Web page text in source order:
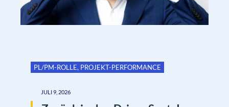
PL/PM-ROLLE, PROJEKT-PERFORMANCE
JULI 9, 2026